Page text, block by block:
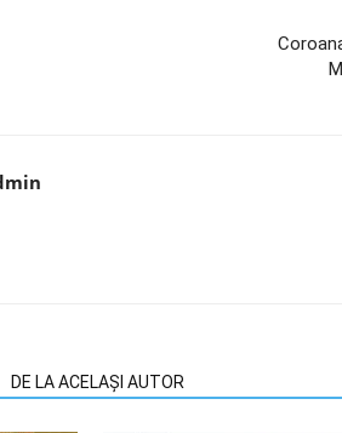
DE LA ACELAȘI AUTOR